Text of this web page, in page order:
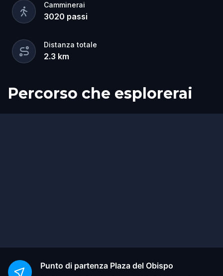
Camminerai
3020 passi
Distanza totale
2.3 km
Percorso che esplorerai
Inizio
Fine
Punto di partenza Plaza del Obispo